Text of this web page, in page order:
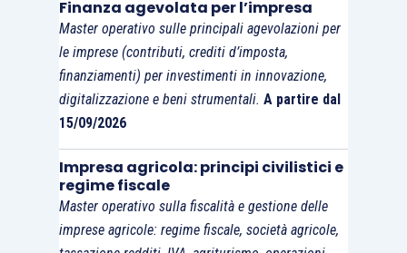
cioè gli adempimenti relativi all’inversione
contabile (reverse chargeoppure emissione di
autofattura):
in caso di vettore comunitario
andràintegratacon inserimento di Iva al
10% (in caso di tratta interamente
nazionale) o le causali di non imponibilità
Ivaarticolo 9(per il 38% del
Finanza agevolata per l’impresa
Master operativo sulle principali agevolazioni per
le imprese (contributi, crediti d’imposta,
finanziamenti) per investimenti in innovazione,
digitalizzazione e beni strumentali. A partire dal
15/09/2026
Impresa agricola: principi civilistici e
regime fiscale
Master operativo sulla fiscalità e gestione delle
imprese agricole: regime fiscale, società agricole,